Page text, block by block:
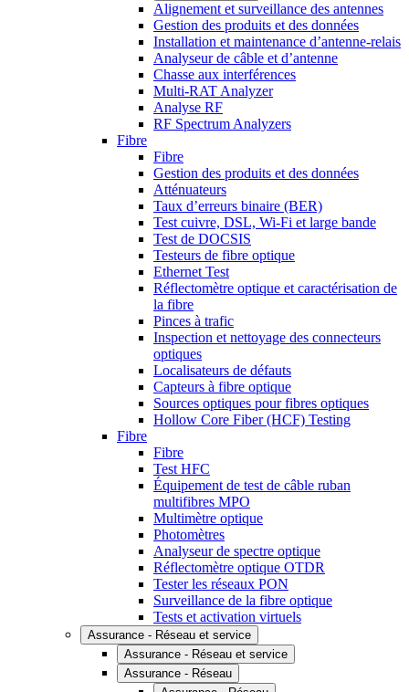
Alignement et surveillance des antennes
Gestion des produits et des données
Installation et maintenance d’antenne-relais
Analyseur de câble et d’antenne
Chasse aux interférences
Multi-RAT Analyzer
Analyse RF
RF Spectrum Analyzers
Fibre
Fibre
Gestion des produits et des données
Atténuateurs
Taux d’erreurs binaire (BER)
Test cuivre, DSL, Wi-Fi et large bande
Test de DOCSIS
Testeurs de fibre optique
Ethernet Test
Réflectomètre optique et caractérisation de
la fibre
Pinces à trafic
Inspection et nettoyage des connecteurs
optiques
Localisateurs de défauts
Capteurs à fibre optique
Sources optiques pour fibres optiques
Hollow Core Fiber (HCF) Testing
Fibre
Fibre
Test HFC
Équipement de test de câble ruban
multifibres MPO
Multimètre optique
Photomètres
Analyseur de spectre optique
Réflectomètre optique OTDR
Tester les réseaux PON
Surveillance de la fibre optique
Tests et activation virtuels
Assurance - Réseau et service
Assurance - Réseau et service
Assurance - Réseau